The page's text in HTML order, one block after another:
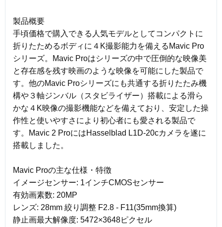
製品概要
手頃価格で購入できる人気モデルとしてコンパクトに
折りたためるボディに４K撮影能力を備えるMavic Pro
シリーズ。Mavic Proはシリーズの中で圧倒的な映像美
と存在感を残す映画のような映像を可能にした製品で
す。他のMavic Proシリーズにも共通する折りたたみ機
構や３軸ジンバル（スタビライザー）搭載による滑ら
かな４K映像の撮影機能などを備えており、安定した操
作性と使いやすさにより初心者にも愛される製品で
す。Mavic 2 ProにはHasselblad L1D-20cカメラを遂に
搭載しました。
Mavic Proの主な仕様・特徴
イメージセンサー: 1インチCMOSセンサー
有効画素数: 20MP
レンズ: 28mm 絞り調整 F2.8 - F11(35mm換算)
静止画最大解像度: 5472×3648ピクセル